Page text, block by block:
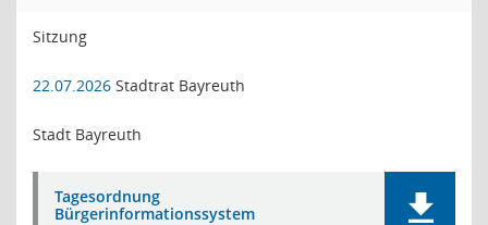
Sitzung
22.07.2026 Stadtrat Bayreuth
Stadt Bayreuth
Tagesordnung
Bürgerinformationssystem